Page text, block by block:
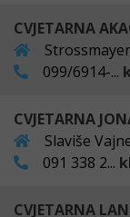
CVJETARNA
099/6914-...
CVJETARNA
Slaviše
091 338 2...
CVJETARNA